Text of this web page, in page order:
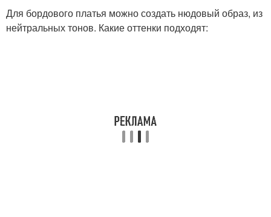
Для бордового платья можно создать нюдовый образ, из
нейтральных тонов. Какие оттенки подходят: